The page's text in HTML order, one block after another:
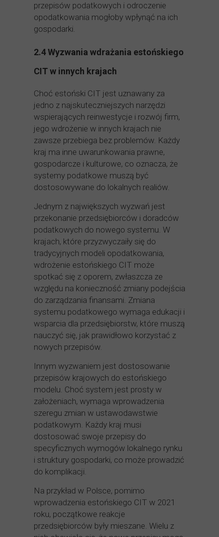
przepisów podatkowych i odroczenie
opodatkowania mogłoby wpłynąć na ich
gospodarki.
2.4 Wyzwania wdrażania estońskiego
CIT w innych krajach
Choć estoński CIT jest uznawany za
jedno z najskuteczniejszych narzędzi
wspierających reinwestycje i rozwój firm,
jego wdrożenie w innych krajach nie
zawsze przebiega bez problemów. Każdy
kraj ma inne uwarunkowania prawne,
gospodarcze i kulturowe, co oznacza, że
systemy podatkowe muszą być
dostosowywane do lokalnych realiów.
Jednym z największych wyzwań jest
przekonanie przedsiębiorców i doradców
podatkowych do nowego systemu. W
krajach, które przyzwyczaiły się do
tradycyjnych modeli opodatkowania,
wdrożenie estońskiego CIT może
spotkać się z oporem, zwłaszcza ze
względu na konieczność zmiany podejścia
do zarządzania finansami. Zmiana
systemu podatkowego wymaga edukacji i
wsparcia dla przedsiębiorstw, które muszą
nauczyć się, jak prawidłowo korzystać z
nowych przepisów.
Innym wyzwaniem jest dostosowanie
przepisów krajowych do estońskiego
modelu. Choć system jest prosty w
założeniach, wymaga wprowadzenia
szeregu zmian w ustawodawstwie
podatkowym. Każdy kraj musi
dostosować swoje przepisy do
specyficznych wymogów lokalnego rynku
i struktury gospodarki, co może prowadzić
do komplikacji.
Na przykład w Polsce, pomimo
wprowadzenia estońskiego CIT w 2021
roku, początkowe reakcje
przedsiębiorców były mieszane. Wielu z